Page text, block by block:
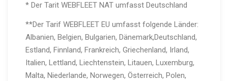
* Der Tarit WEBFLEET NAT umfasst Deutschland
**Der Tarif WEBFLEET EU umfasst folgende Länder:
Albanien, Belgien, Bulgarien, Dänemark,Deutschland,
Estland, Finnland, Frankreich, Griechenland, Irland,
Italien, Lettland, Liechtenstein, Litauen, Luxemburg,
Malta, Niederlande, Norwegen, Österreich, Polen,